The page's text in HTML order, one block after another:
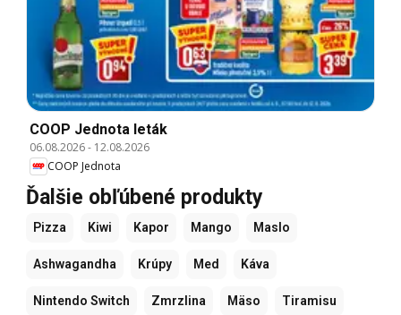
COOP Jednota leták
06.08.2026- 12.08.2026
COOP Jednota
Ďalšie obľúbené produkty
Pizza Kiwi Kapor Mango Maslo
Ashwagandha Krúpy Med Káva
Nintendo Switch Zmrzlina Mäso Tiramisu